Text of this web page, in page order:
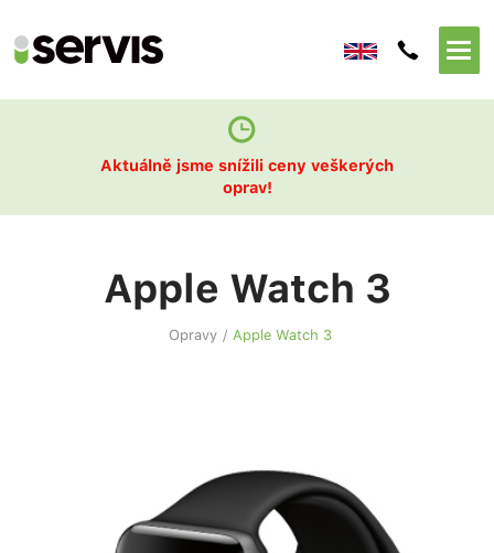
Aktuálně jsme snížili ceny veškerých
oprav!
Apple Watch 3
Opravy / Apple Watch 3